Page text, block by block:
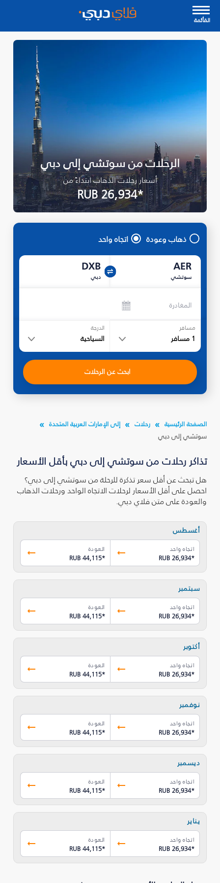
القأئمة
الرحلات من سوتشي إلى دبي
أسعار رحلات الذهاب ابتداءً من
*RUB 26,934
ذهاب وعودة اتجاه واحد
AER
سوتشي
DXB
دبي
المغادرة
مسافر
1 مسافر
الدرجة
السياحية
ابحث عن الرحلات
الصفحة الرئيسية رحلات
إلى الإمارات العربية المتحدة
سوتشي إلى دبي
تذاكر رحلات من سوتشي إلى دبي بأقل الأسعار
هل تبحث عن أقل سعر تذكرة للرحلة من سوتشي إلى دبي؟
احصل على أقل الأسعار لرحلات الاتجاه الواحد ورحلات الذهاب
والعودة على متن فلاي دبي.
أغسطس
اتجاه واحد
RUB 26,934*
العودة
RUB 44,115*
سبتمبر
اتجاه واحد
RUB 26,934*
العودة
RUB 44,115*
أكتوبر
اتجاه واحد
RUB 26,934*
العودة
RUB 44,115*
نوفمبر
اتجاه واحد
RUB 26,934*
العودة
RUB 44,115*
ديسمبر
اتجاه واحد
RUB 26,934*
العودة
RUB 44,115*
يناير
اتجاه واحد
RUB 26,934*
العودة
RUB 44,115*